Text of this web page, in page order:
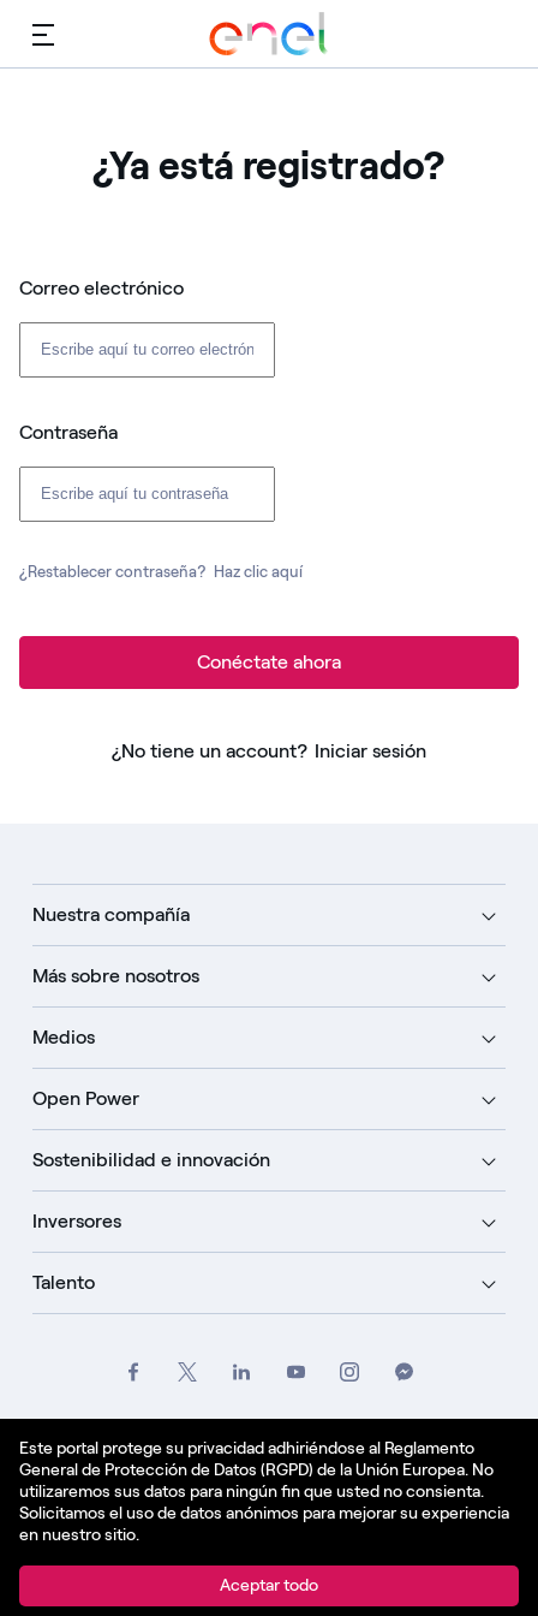
Este portal protege su privacidad adhiriéndose al Reglamento
General de Protección de Datos (RGPD) de la Unión Europea. No
utilizaremos sus datos para ningún fin que usted no consienta.
Solicitamos el uso de datos anónimos para mejorar su experiencia
en nuestro sitio.
Aceptar todo
Menú
¿Ya está registrado?
Correo electrónico
Contraseña
¿Restablecer contraseña? Haz clic aquí
Conéctate ahora
¿No tiene un account? Iniciar sesión
Nuestra compañía
Más sobre nosotros
Medios
Open Power
Sostenibilidad e innovación
Inversores
Talento
Política de cookies
Español - ES
© Enel Spa All Rights Reserved Enel Spa VAT code